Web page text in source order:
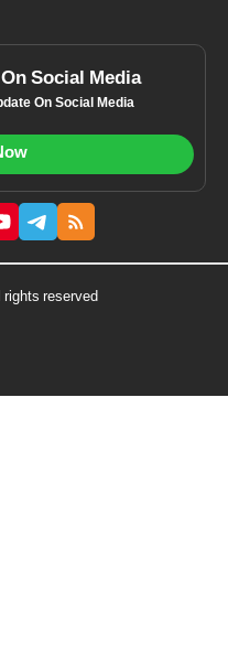
Social Media
On Social Media
reserved